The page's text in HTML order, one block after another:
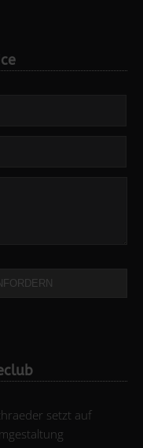
setzt auf